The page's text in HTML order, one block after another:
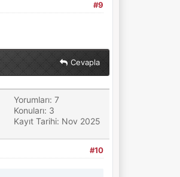
#9
Cevapla
Yorumları: 7
Konuları: 3
Kayıt Tarihi: Nov 2025
#10